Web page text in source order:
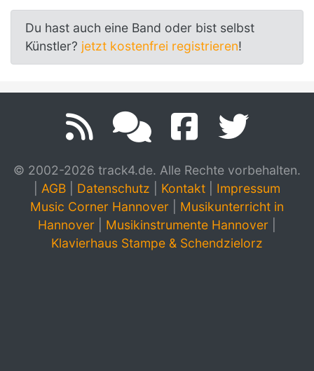
Du hast auch eine Band oder bist selbst
Künstler? jetzt kostenfrei registrieren!
© 2002-2026 track4.de. Alle Rechte vorbehalten.
AGB Datenschutz Kontakt
Impressum
Music Corner Hannover
Musikunterricht in
Hannover
Musikinstrumente Hannover
Klavierhaus Stampe & Schendzielorz